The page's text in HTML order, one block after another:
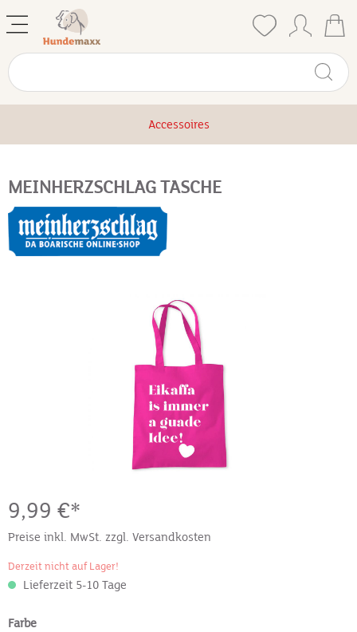
Accessoires
MEINHERZSCHLAG TASCHE
9,99 €*
Preise inkl. MwSt. zzgl. Versandkosten
Derzeit nicht auf Lager!
Lieferzeit 5-10 Tage
Farbe